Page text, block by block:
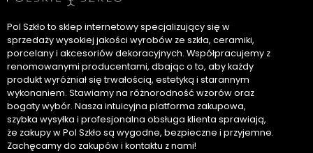
Pol Szkło to sklep internetowy specjalizujący się w
sprzedaży wysokiej jakości wyrobów ze szkła, ceramiki,
porcelany i akcesoriów dekoracyjnych. Współpracujemy z
renomowanymi producentami, dbając o to, aby każdy
produkt wyróżniał się trwałością, estetyką i starannym
wykonaniem. Stawiamy na różnorodność wzorów oraz
bogaty wybór. Nasza intuicyjna platforma zakupowa,
szybka wysyłka i profesjonalna obsługa klienta sprawiają,
że zakupy w Pol Szkło są wygodne, bezpieczne i przyjemne.
Zachęcamy do zakupów i kontaktu z nami!